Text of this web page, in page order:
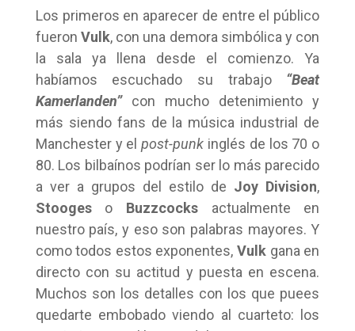
Los primeros en aparecer de entre el público
fueron Vulk, con una demora simbólica y con
la sala ya llena desde el comienzo. Ya
habíamos escuchado su trabajo “Beat
Kamerlanden” con mucho detenimiento y
más siendo fans de la música industrial de
Manchester y elpost-punk inglés de los 70 o
80. Los bilbaínos podrían ser lo más parecido
a ver a grupos del estilo de Joy Division,
Stoogeso Buzzcocks actualmente en
nuestro país, y eso son palabras mayores. Y
como todos estos exponentes,Vulk gana en
directo con su actitud y puesta en escena.
Muchos son los detalles con los que puees
quedarte embobado viendo al cuarteto: los